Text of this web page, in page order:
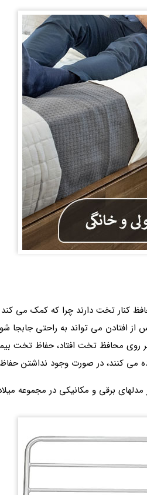
کنار تخت دارند چرا که کمک می
از افتادن می تواند به راحتی
روی محافظ تخت افتاد، حفاظ تخت
کنند، در صورت وجود نداشتن حفاظ
برقی و مکانیکی در مجموعه